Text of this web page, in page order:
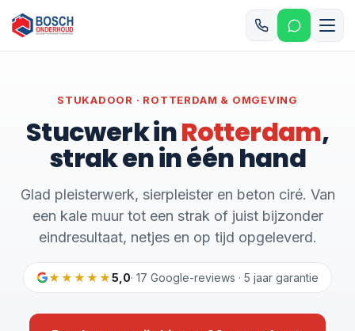
STUKADOOR · ROTTERDAM & OMGEVING
Stucwerk inRotterdam,
strak en in één hand
Glad pleisterwerk, sierpleister en beton ciré. Van
een kale muur tot een strak of juist bijzonder
eindresultaat, netjes en op tijd opgeleverd.
★★★★★5,0· 17 Google-reviews · 5 jaar garantie